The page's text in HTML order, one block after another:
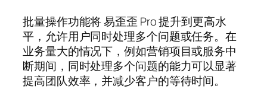
批量操作功能将 易歪歪 Pro 提升到更高水
平，允许用户同时处理多个问题或任务。在
业务量大的情况下，例如营销项目或服务中
断期间，同时处理多个问题的能力可以显著
提高团队效率，并减少客户的等待时间。